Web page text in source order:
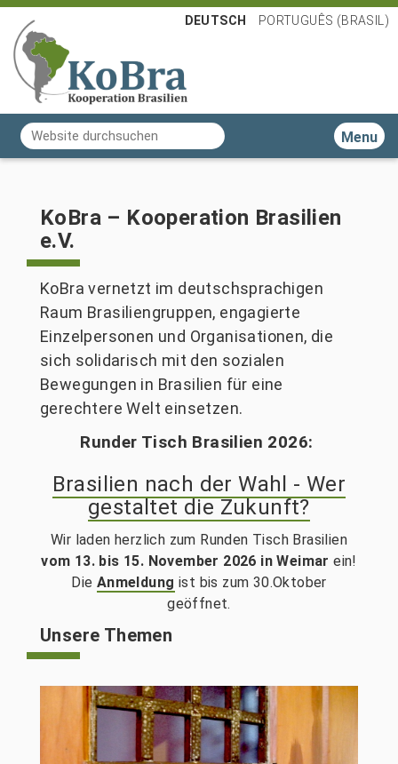
Website durchsuchen
Erweiterte Suche…
DEUTSCH PORTUGUÊS (BRASIL)
Toggle
KoBra – Kooperation Brasilien
e.V.
KoBra vernetzt im deutschsprachigen
Raum Brasiliengruppen, engagierte
Einzelpersonen und Organisationen, die
sich solidarisch mit den sozialen
Bewegungen in Brasilien für eine
gerechtere Welt einsetzen.
Runder Tisch Brasilien 2026:
Brasilien nach der Wahl - Wer
gestaltet die Zukunft?
Wir laden herzlich zum Runden Tisch Brasilien
vom 13. bis 15. November 2026 in Weimar ein!
Die Anmeldung ist bis zum 30.Oktober
geöffnet.
Unsere Themen